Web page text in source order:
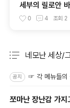
세부의 릴로안
0 4 조회 2
네모난 세상/
공지 ☞ 각 메뉴들의
쪼마난 장난감 가지